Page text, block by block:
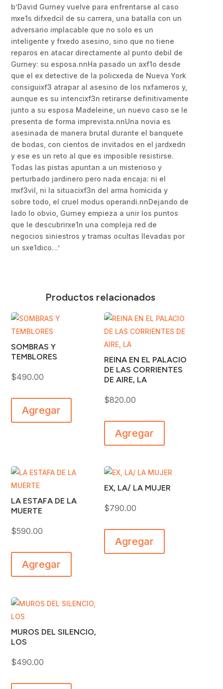
b’David Gurney vuelve para enfrentarse al caso
mxe1s difxedcil de su carrera, una batalla con un
adversario implacable que no solo es un
inteligente y frxedo asesino, sino que no tiene
reparos en atacar directamente al punto debil de
Gurney: su esposa.nnHa pasado un axf1o desde
que el ex detective de la policxeda de Nueva York
consiguixf3 atrapar al asesino de los nxfameros y,
aunque es su intencixf3n retirarse definitivamente
junto a su esposa Madeleine, un nuevo caso se le
presenta de forma imprevista.nnUna novia es
asesinada de manera brutal durante el banquete
de bodas, con cientos de invitados en el jardxedn
y ese es un reto al que es imposible resistirse.
Todas las pistas apuntan a un misterioso y
perturbado jardinero pero nada encaja: ni el
mxf3vil, ni la situacixf3n del arma homicida y
sobre todo, el cruel modus operandi.nnDejando de
lado lo obvio, Gurney empieza a unir los puntos
que le descubrirxe1n una compleja red de
negocios siniestros y tramas ocultas llevadas por
un sxe1dico…’
Productos relacionados
SOMBRAS Y
TEMBLORES
$490.00
Agregar
REINA EN EL PALACIO
DE LAS CORRIENTES
DE AIRE, LA
$820.00
Agregar
LA ESTAFA DE LA
MUERTE
$590.00
Agregar
EX, LA/ LA MUJER
$790.00
Agregar
MUROS DEL SILENCIO,
LOS
$490.00